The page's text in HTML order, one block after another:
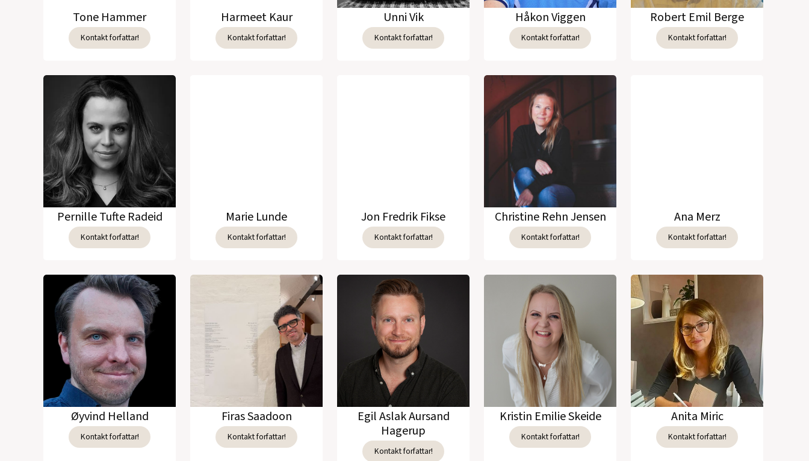
Tone Hammer
Kontakt forfattar!
Harmeet Kaur
Kontakt forfattar!
Unni Vik
Kontakt forfattar!
Håkon Viggen
Kontakt forfattar!
Robert Emil Berge
Kontakt forfattar!
Pernille Tufte Radeid
Kontakt forfattar!
Marie Lunde
Kontakt forfattar!
Jon Fredrik Fikse
Kontakt forfattar!
Christine Rehn Jensen
Kontakt forfattar!
Ana Merz
Kontakt forfattar!
Øyvind Helland
Kontakt forfattar!
Firas Saadoon
Kontakt forfattar!
Egil Aslak Aursand
Hagerup
Kontakt forfattar!
Kristin Emilie Skeide
Kontakt forfattar!
Anita Miric
Kontakt forfattar!